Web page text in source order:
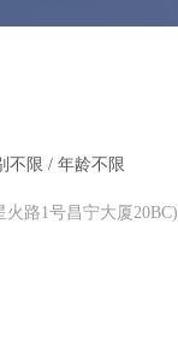
不限 / 年龄不限
路1号昌宁大厦20BC)